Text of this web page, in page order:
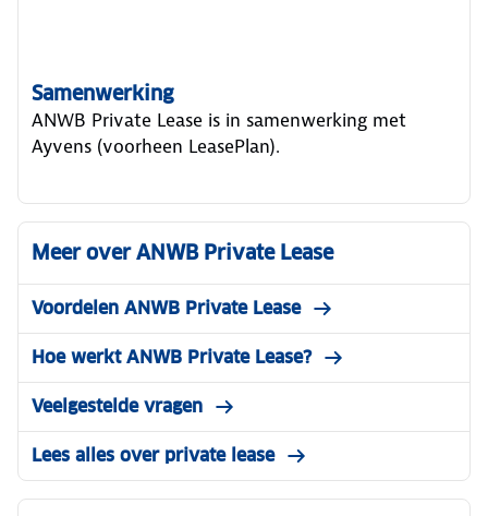
Samenwerking
ANWB Private Lease is in samenwerking met
Ayvens (voorheen LeasePlan).
Meer over ANWB Private Lease
Voordelen ANWB Private Lease
Hoe werkt ANWB Private Lease?
Veelgestelde vragen
Lees alles over private lease